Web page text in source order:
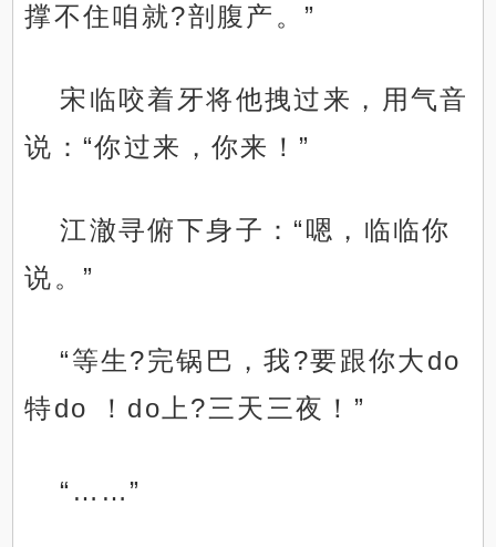
撑不住咱就?剖腹产。”
宋临咬着牙将他拽过来，用气音
说：“你过来，你来！”
江澈寻俯下身子：“嗯，临临你
说。”
“等生?完锅巴，我?要跟你大do
特do ！do上?三天三夜！”
“……”